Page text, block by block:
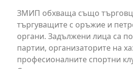
ЗМИП обхваща също
търгуващите с оръжие и
органи. Задължени лица са
партии, организаторите на
професионалните спортни